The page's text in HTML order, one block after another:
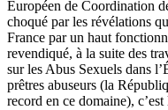
Européen de Coordination
choqué par les révélations
France par un haut
revendiqué, à la suite des
sur les Abus Sexuels dans
prêtres abuseurs (la
record en ce domaine),